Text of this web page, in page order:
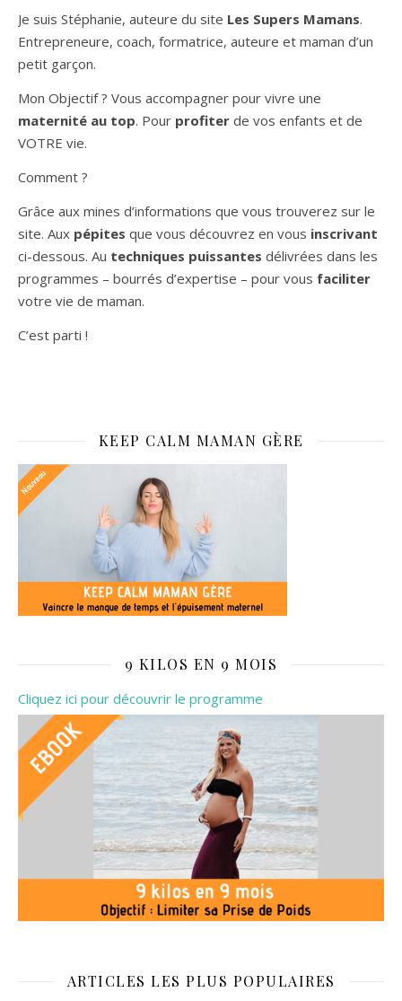
Je suis Stéphanie, auteure du site Les Supers Mamans.
Entrepreneure, coach, formatrice, auteure et maman d’un
petit garçon.
Mon Objectif ? Vous accompagner pour vivre une
maternité au top. Pour profiter de vos enfants et de
VOTRE vie.
Comment ?
Grâce aux mines d’informations que vous trouverez sur le
site. Aux pépites que vous découvrez en vous inscrivant
ci-dessous. Au techniques puissantes délivrées dans les
programmes – bourrés d’expertise – pour vous faciliter
votre vie de maman.
C’est parti !
KEEP CALM MAMAN GÈRE
9 KILOS EN 9 MOIS
Cliquez ici pour découvrir le programme
ARTICLES LES PLUS POPULAIRES